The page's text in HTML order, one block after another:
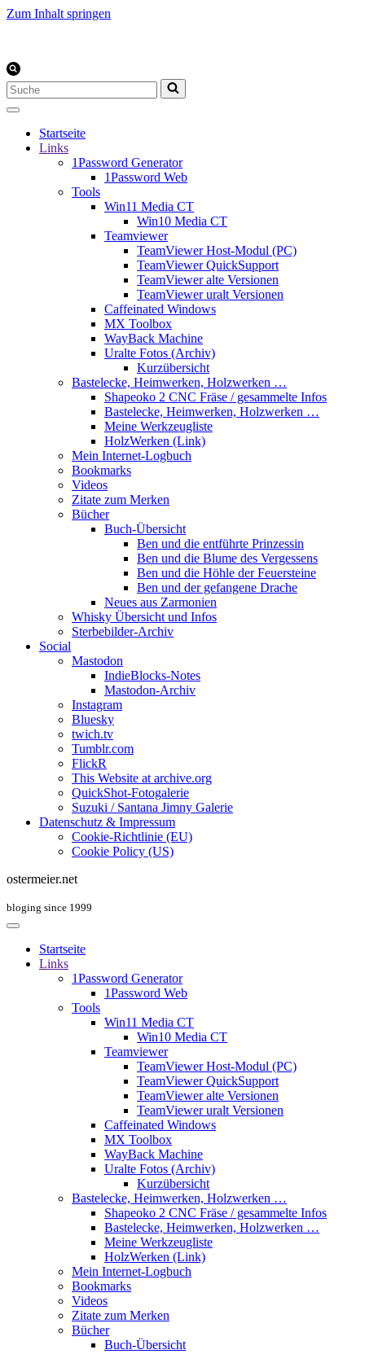
Zum Inhalt springen
Suchen
nach …
Startseite
Links
1Password Generator
1Password Web
Tools
Win11 Media CT
Win10 Media CT
Teamviewer
TeamViewer Host-Modul (PC)
TeamViewer QuickSupport
TeamViewer alte Versionen
TeamViewer uralt Versionen
Caffeinated Windows
MX Toolbox
WayBack Machine
Uralte Fotos (Archiv)
Kurzübersicht
Bastelecke, Heimwerken, Holzwerken …
Shapeoko 2 CNC Fräse / gesammelte Infos
Bastelecke, Heimwerken, Holzwerken …
Meine Werkzeugliste
HolzWerken (Link)
Mein Internet-Logbuch
Bookmarks
Videos
Zitate zum Merken
Bücher
Buch-Übersicht
Ben und die entführte Prinzessin
Ben und die Blume des Vergessens
Ben und die Höhle der Feuersteine
Ben und der gefangene Drache
Neues aus Zarmonien
Whisky Übersicht und Infos
Sterbebilder-Archiv
Social
Mastodon
IndieBlocks-Notes
Mastodon-Archiv
Instagram
Bluesky
twich.tv
Tumblr.com
FlickR
This Website at archive.org
QuickShot-Fotogalerie
Suzuki / Santana Jimny Galerie
Datenschutz & Impressum
Cookie-Richtlinie (EU)
Cookie Policy (US)
ostermeier.net
bloging since 1999
Startseite
Links
1Password Generator
1Password Web
Tools
Win11 Media CT
Win10 Media CT
Teamviewer
TeamViewer Host-Modul (PC)
TeamViewer QuickSupport
TeamViewer alte Versionen
TeamViewer uralt Versionen
Caffeinated Windows
MX Toolbox
WayBack Machine
Uralte Fotos (Archiv)
Kurzübersicht
Bastelecke, Heimwerken, Holzwerken …
Shapeoko 2 CNC Fräse / gesammelte Infos
Bastelecke, Heimwerken, Holzwerken …
Meine Werkzeugliste
HolzWerken (Link)
Mein Internet-Logbuch
Bookmarks
Videos
Zitate zum Merken
Bücher
Buch-Übersicht